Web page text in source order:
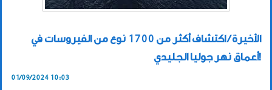
الأخيرة / اكتشاف أكثر من 1700 نوع من الفيروسات في
أعماق نهر جوليا الجليدي!
01/09/2024 10:03